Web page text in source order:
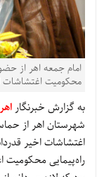
امام جمعه اهر از
محکومیت اغتشاشات
به گزارش خبرنگار
شهرستان اهر از
اغتشاشات اخیر
راه‌پیمایی